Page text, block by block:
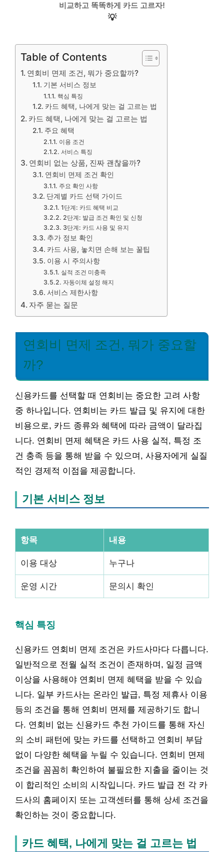
비교하고 똑똑하게 카드 고르자!
💡
Table of Contents
연회비 면제 조건, 뭐가 중요할까?
기본 서비스 정보
핵심 특징
카드 혜택, 나에게 맞는 걸 고르는 법
카드 혜택, 나에게 맞는 걸 고르는 법
주요 혜택
이용 조건
서비스 특징
연회비 없는 상품, 진짜 괜찮을까?
연회비 면제 조건 확인
주요 확인 사항
단계별 카드 선택 가이드
1단계: 카드 혜택 비교
2단계: 발급 조건 확인 및 신청
3단계: 카드 사용 및 유지
추가 정보 확인
카드 사용, 놓치면 손해 보는 꿀팁
이용 시 주의사항
실적 조건 미충족
자동이체 설정 해지
서비스 제한사항
자주 묻는 질문
연회비 면제 조건, 뭐가 중요할
까?
신용카드를 선택할 때 연회비는 중요한 고려 사항
중 하나입니다. 연회비는 카드 발급 및 유지에 대한
비용으로, 카드 종류와 혜택에 따라 금액이 달라집
니다. 연회비 면제 혜택은 카드 사용 실적, 특정 조
건 충족 등을 통해 받을 수 있으며, 사용자에게 실질
적인 경제적 이점을 제공합니다.
기본 서비스 정보
항목 내용
이용 대상 누구나
운영 시간 문의시 확인
핵심 특징
신용카드 연회비 면제 조건은 카드사마다 다릅니다.
일반적으로 전월 실적 조건이 존재하며, 일정 금액
이상을 사용해야 연회비 면제 혜택을 받을 수 있습
니다. 일부 카드사는 온라인 발급, 특정 제휴사 이용
등의 조건을 통해 연회비 면제를 제공하기도 합니
다. 연회비 없는 신용카드 추천 가이드를 통해 자신
의 소비 패턴에 맞는 카드를 선택하고 연회비 부담
없이 다양한 혜택을 누릴 수 있습니다. 연회비 면제
조건을 꼼꼼히 확인하여 불필요한 지출을 줄이는 것
이 합리적인 소비의 시작입니다. 카드 발급 전 각 카
드사의 홈페이지 또는 고객센터를 통해 상세 조건을
확인하는 것이 중요합니다.
카드 혜택, 나에게 맞는 걸 고르는 법